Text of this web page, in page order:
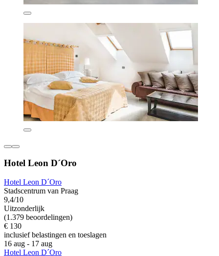
Hotel Leon D´Oro
Hotel Leon D´Oro
Stadscentrum van Praag
9,4/10
Uitzonderlijk
(1.379 beoordelingen)
€ 130
inclusief belastingen en toeslagen
16 aug - 17 aug
Hotel Leon D´Oro